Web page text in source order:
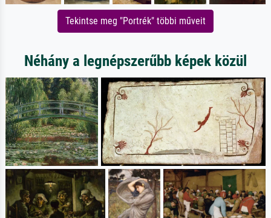
Tekintse meg "Portrék" többi műveit
Néhány a legnépszerűbb képek közül